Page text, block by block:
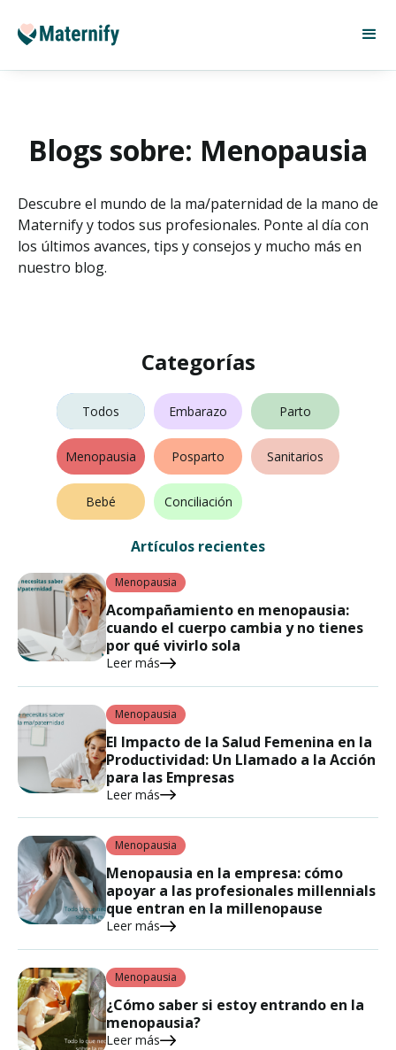
Blogs sobre: Menopausia
Descubre el mundo de la ma/paternidad de la mano de
Maternify y todos sus profesionales. Ponte al día con
los últimos avances, tips y consejos y mucho más en
nuestro blog.
Categorías
Embarazo Parto
Posparto Sanitarios
Bebé Conciliación
Menopausia
Fertilidad
Todos
Artículos recientes
Menopausia
Acompañamiento en menopausia:
cuando el cuerpo cambia y no tienes
por qué vivirlo sola
Leer más
Menopausia
El Impacto de la Salud Femenina en la
Productividad: Un Llamado a la Acción
para las Empresas
Leer más
Menopausia
Menopausia en la empresa: cómo
apoyar a las profesionales millennials
que entran en la millenopause
Leer más
Menopausia
¿Cómo saber si estoy entrando en la
menopausia?
Leer más